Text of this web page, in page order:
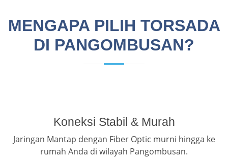
MENGAPA PILIH TORSADA
DI PANGOMBUSAN?
Koneksi Stabil & Murah
Jaringan Mantap dengan Fiber Optic murni hingga ke
rumah Anda di wilayah Pangombusan.